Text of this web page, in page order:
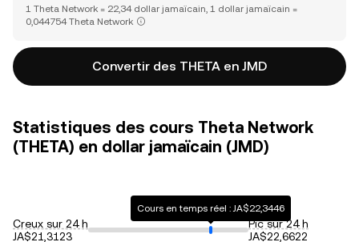
1 Theta Network = 22,34 dollar jamaïcain, 1 dollar jamaïcain =
0,044754 Theta Network
Convertir des THETA en JMD
Statistiques des cours Theta Network
(THETA) en dollar jamaïcain (JMD)
Creux sur 24 h
JA$21,3123
Cours en temps réel : JA$22,3446
Pic sur 24 h
JA$22,6622